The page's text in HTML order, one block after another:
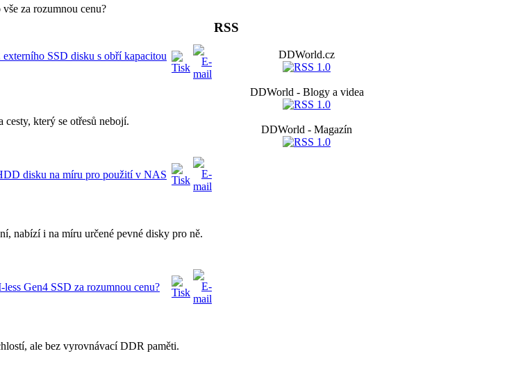
za rozumnou cenu?
SSD disku s obří kapacitou
který se otřesů nebojí.
disku na míru pro použití v NAS
nabízí i na míru určené pevné disky pro ně.
Gen4 SSD za rozumnou cenu?
ale bez vyrovnávací DDR paměti.
RSS
DDWorld.cz
DDWorld - Blogy a videa
DDWorld - Magazín